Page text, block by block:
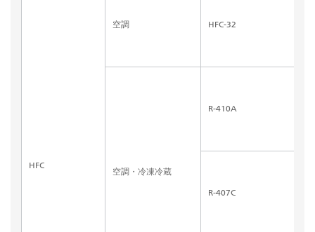
HFC
空調 HFC-32
空調・冷凍冷蔵
R-410A
R-407C